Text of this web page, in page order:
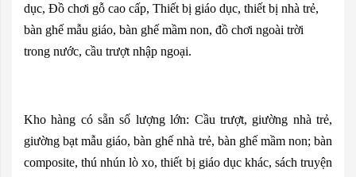
dục, Đồ chơi gỗ cao cấp, Thiết bị giáo dục, thiết bị nhà trẻ,
bàn ghế mẫu giáo, bàn ghế mầm non, đồ chơi ngoài trời
trong nước, cầu trượt nhập ngoại.
Kho hàng có sẵn số lượng lớn: Cầu trượt, giường nhà trẻ,
giường bạt mẫu giáo, bàn ghế nhà trẻ, bàn ghế mầm non; bàn
composite, thú nhún lò xo, thiết bị giáo dục khác, sách truyện